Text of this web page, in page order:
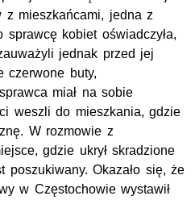
z mieszkańcami, jedna z
kobiet oświadczyła,
jednak przed jej
czerwone buty,
miał na sobie
weszli do mieszkania, gdzie
W rozmowie z
gdzie ukrył skradzione
poszukiwany. Okazało się, że
w Częstochowie wystawił